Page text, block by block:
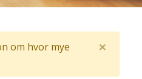
om hvor mye
×